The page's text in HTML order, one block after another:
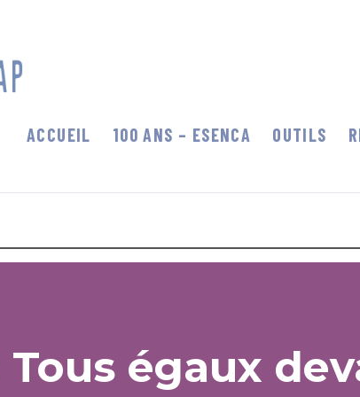
ACCUEIL 100 ANS – ESENCA OUTILS
Tous égaux